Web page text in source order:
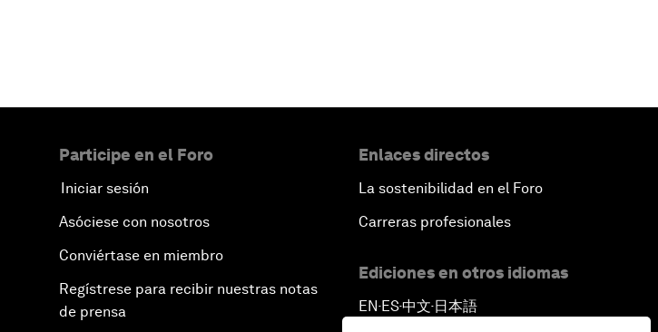
Participe en el Foro
Iniciar sesión
Asóciese con nosotros
Conviértase en miembro
Regístrese para recibir nuestras notas
de prensa
Enlaces directos
La sostenibilidad en el Foro
Carreras profesionales
Ediciones en otros idiomas
EN ▪ ES▪中文▪ 日本語